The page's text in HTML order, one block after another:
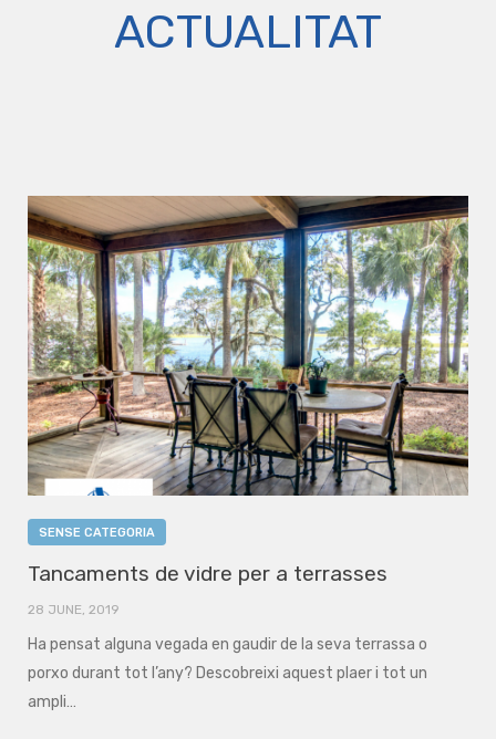
ACTUALITAT
SENSE CATEGORIA
Tancaments de vidre per a terrasses
28 JUNE, 2019
Ha pensat alguna vegada en gaudir de la seva terrassa o
porxo durant tot l’any? Descobreixi aquest plaer i tot un
ampli…